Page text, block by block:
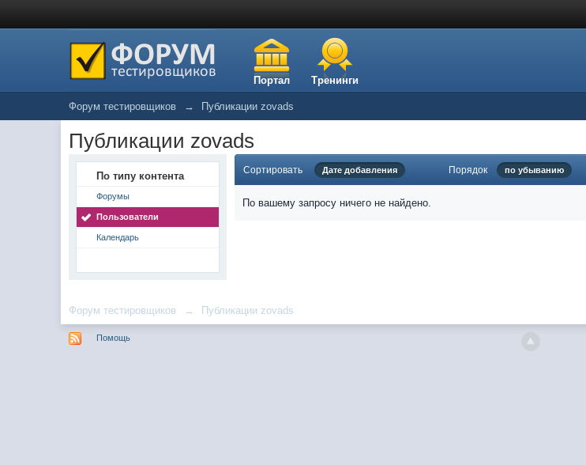
Портал Тренинги
Форум тестировщиков → Публикации zovads
Публикации zovads
По типу контента
Форумы
Пользователи
Календарь
Сортировать Дате добавления Порядок по убыванию
По вашему запросу ничего не найдено.
Форум тестировщиков → Публикации zovads
Помощь